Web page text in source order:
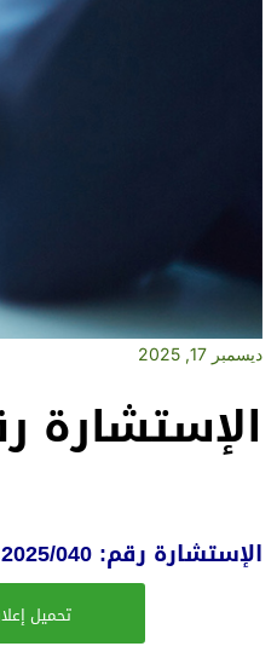
ديسمبر 17, 2025
الإستشارة رقم:
الإستشارة رقم: 2025/040 الخاصة بمصاريف النظافة لفائدة كلية العلوم الاقتصادية والتجارية وعلوم التسيير
تحميل